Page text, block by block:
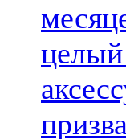
целый